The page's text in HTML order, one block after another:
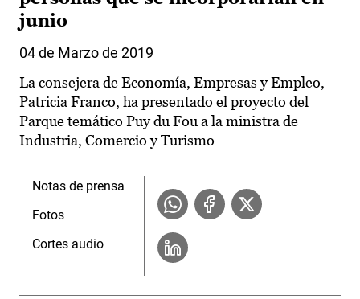
junio
04 de Marzo de 2019
La consejera de Economía, Empresas y Empleo,
Patricia Franco, ha presentado el proyecto del
Parque temático Puy du Fou a la ministra de
Industria, Comercio y Turismo
Notas de prensa
Fotos
Cortes audio